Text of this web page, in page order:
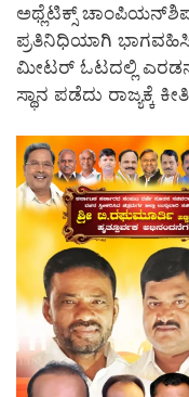
ಅಥ್ಲೆಟಿಕ್ಸ್ ಚಾಂಪಿಯನ್‍ಶಿಪ್
ಪ್ರತಿನಿಧಿಯಾಗಿ
ಮೀಟರ್ ಓಟದಲ್ಲಿ ಎರಡನೆ
ಸ್ಥಾನ ಪಡೆದು ರಾಜ್ಯಕ್ಕೆ